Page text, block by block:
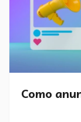
Como